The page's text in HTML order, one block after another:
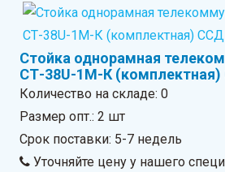
Стойка однорамная
СТ-38U-1М-К
Количество на складе:0
Размер опт.: 2 шт
Срок поставки: 5-7 недель
Уточняйте цену у нашего